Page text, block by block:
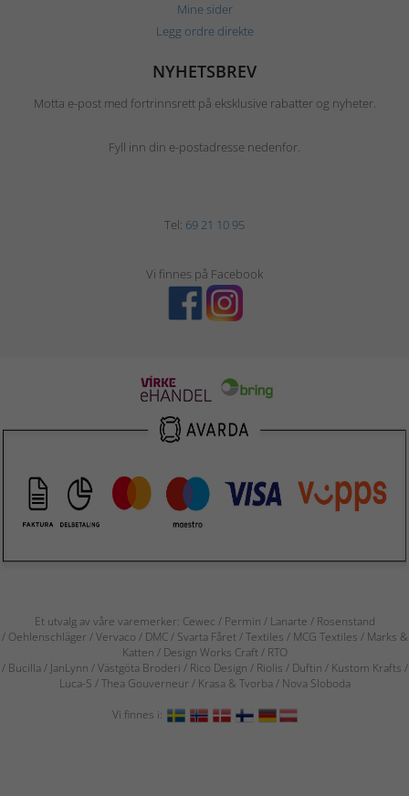
Mine sider
Legg ordre direkte
NYHETSBREV
Motta e-post med fortrinnsrett på eksklusive rabatter og nyheter.
Fyll inn din e-postadresse nedenfor.
Tel: 69 21 10 95
Vi finnes på Facebook
Et utvalg av våre varemerker: Cewec / Permin / Lanarte / Rosenstand
/ Oehlenschläger / Vervaco / DMC / Svarta Fåret / Textiles / MCG Textiles / Marks &
Katten / Design Works Craft / RTO
/ Bucilla / JanLynn / Västgöta Broderi / Rico Design / Riolis / Duftin / Kustom Krafts /
Luca-S / Thea Gouverneur / Krasa & Tvorba / Nova Sloboda
Vi finnes i: